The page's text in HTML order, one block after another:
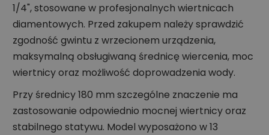
1/4", stosowane w profesjonalnych wiertnicach
diamentowych. Przed zakupem należy sprawdzić
zgodność gwintu z wrzecionem urządzenia,
maksymalną obsługiwaną średnicę wiercenia, moc
wiertnicy oraz możliwość doprowadzenia wody.
Przy średnicy 180 mm szczególne znaczenie ma
zastosowanie odpowiednio mocnej wiertnicy oraz
stabilnego statywu. Model wyposażono w 13